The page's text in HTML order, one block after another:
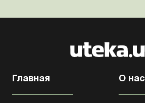
Главная О нас